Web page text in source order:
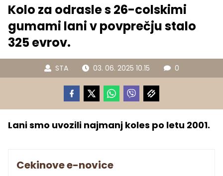
Kolo za odrasle s 26-colskimi
gumami lani v povprečju stalo
325 evrov.
STA 03. 06. 2025 10.15 0
Lani smo uvozili najmanj koles po letu 2001.
Cekinove e-novice